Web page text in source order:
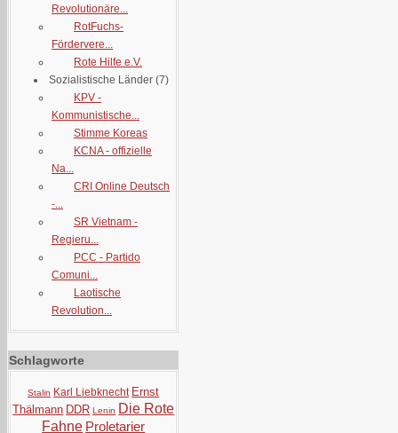
Revolutionäre...
RotFuchs-
Fördervere...
Rote Hilfe e.V.
Sozialistische Länder (7)
KPV -
Kommunistische...
Stimme Koreas
KCNA - offizielle
Na...
CRI Online Deutsch
-...
SR Vietnam -
Regieru...
PCC - Partido
Comuni...
Laotische
Revolution...
Schlagworte
Stalin Karl Liebknecht Ernst
Thälmann DDR Lenin Die Rote
Fahne Proletarier